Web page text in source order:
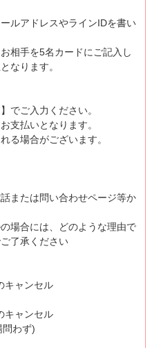
ルアドレスやラインIDを書い
相手を5名カードにご記入し
なります。
でご入力ください。
支払いとなります。
る場合がございます。
または問い合わせページ等か
場合には、どのような理由で
了承ください
キャンセル
キャンセル
わず)